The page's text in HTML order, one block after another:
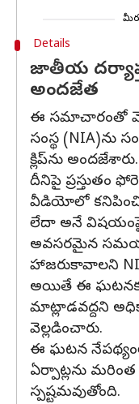
Details
జాతీయ
అందజేత
ఈ సమాచారంతో
సంస్థ (NIA)ను
క్లిప్‌ను అందజేశారు.
దీనిపై ప్రస్తుతం
వీడియోలో
లేదా అనే విషయంపై
అవసరమైన
హాజరుకావాలని
అయితే ఈ
మాట్లాడవద్దని
వెల్లడించారు.
ఈ ఘటన
ఏర్పాట్లను
స్పష్టమవుతోంది.